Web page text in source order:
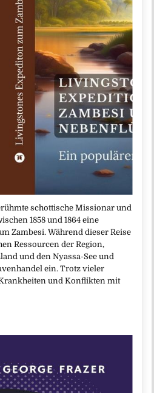
schottische Missionar und
1858 und 1864 eine
Zambesi. Während dieser Reise
Ressourcen der Region,
und den Nyassa-See und
ein. Trotz vieler
und Konflikten mit